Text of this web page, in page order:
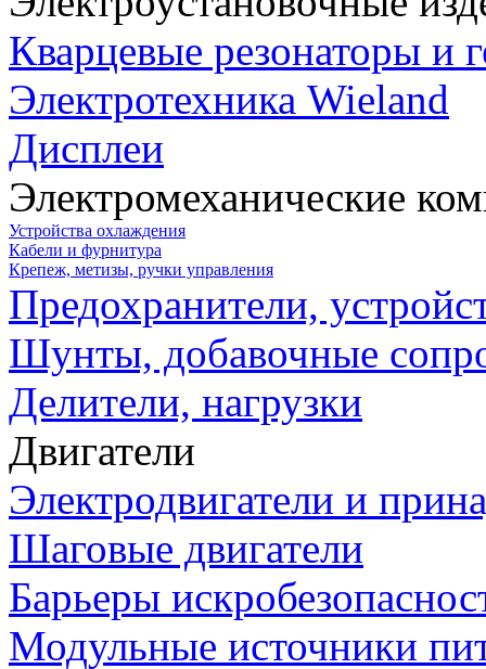
Кварцевые резонаторы и
Электротехника Wieland
Дисплеи
Электромеханические
Устройства охлаждения
Кабели и фурнитура
Крепеж, метизы, ручки управления
Предохранители,
Шунты, добавочные
Делители, нагрузки
Двигатели
Электродвигатели и
Шаговые двигатели
Барьеры
Модульные источники